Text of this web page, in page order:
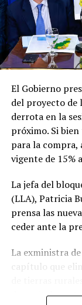
Este viernes, a
ceremonia de
Colombia,
Con este viaje,
relaciones
gobiernos de la
gira que se
regreso a
argentina
defensa del
conferido por
El Gobierno
del proyecto de
derrota en la
próximo. Si
para la
vigente de 15%
La jefa del
(LLA), Patricia
prensa las
ceder ante la
La exministra
capítulo que
de capitales